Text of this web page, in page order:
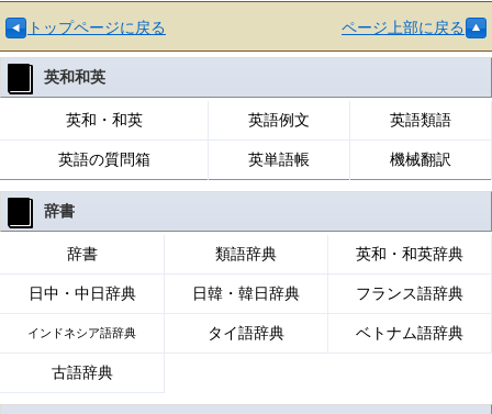
トップページに戻る ページ上部に戻る
英和和英
英和・和英 英語例文 英語類語
英語の質問箱 英単語帳 機械翻訳
辞書
辞書 類語辞典 英和・和英辞典
日中・中日辞典 日韓・韓日辞典 フランス語辞典
インドネシア語辞典 タイ語辞典 ベトナム語辞典
古語辞典